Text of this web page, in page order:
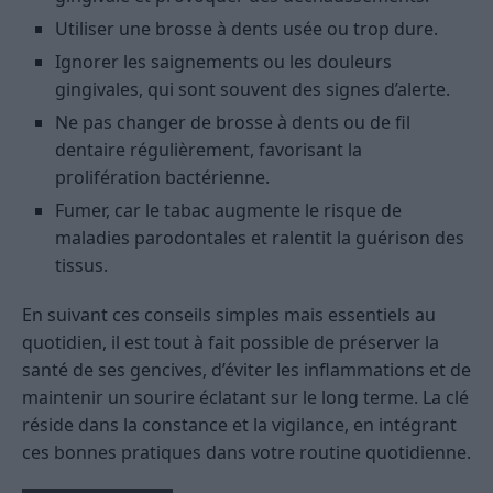
Utiliser une brosse à dents usée ou trop dure.
Ignorer les saignements ou les douleurs
gingivales, qui sont souvent des signes d’alerte.
Ne pas changer de brosse à dents ou de fil
dentaire régulièrement, favorisant la
prolifération bactérienne.
Fumer, car le tabac augmente le risque de
maladies parodontales et ralentit la guérison des
tissus.
En suivant ces conseils simples mais essentiels au
quotidien, il est tout à fait possible de préserver la
santé de ses gencives, d’éviter les inflammations et de
maintenir un sourire éclatant sur le long terme. La clé
réside dans la constance et la vigilance, en intégrant
ces bonnes pratiques dans votre routine quotidienne.